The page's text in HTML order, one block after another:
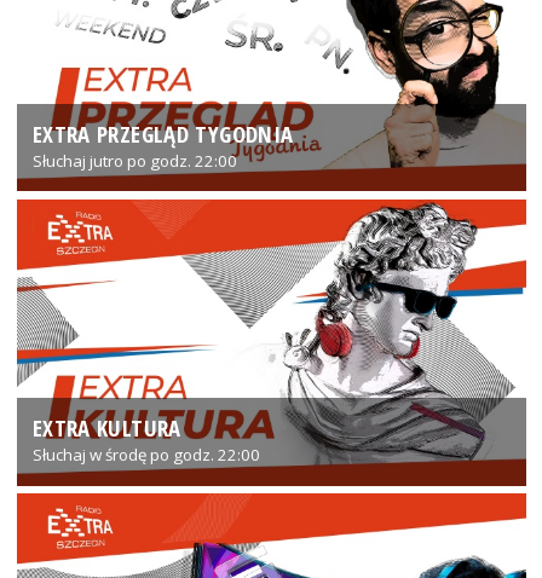
EXTRA PRZEGLĄD TYGODNIA
Słuchaj jutro po godz. 22:00
EXTRA KULTURA
Słuchaj w środę po godz. 22:00